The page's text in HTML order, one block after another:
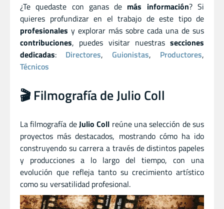
¿Te quedaste con ganas de más información? Si
quieres profundizar en el trabajo de este tipo de
profesionales y explorar más sobre cada una de sus
contribuciones, puedes visitar nuestras secciones
dedicadas: Directores, Guionistas, Productores,
Técnicos
🎬 Filmografía de Julio Coll
La filmografía deJulio Coll reúne una selección de sus
proyectos más destacados, mostrando cómo ha ido
construyendo su carrera a través de distintos papeles
y producciones a lo largo del tiempo, con una
evolución que refleja tanto su crecimiento artístico
como su versatilidad profesional.